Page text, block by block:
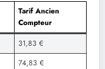
Tarif Ancien
Compteur
31,83 €
74,83 €